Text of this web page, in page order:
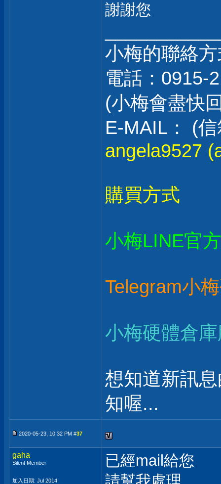
謝謝您
小梅的聯絡
電話：0915-
(小梅會盡快
E-MAIL： (
angela9527
購買方式
小梅LINE官
Telegram小
小梅硬體倉
想知道新訊
知喔...
2020-05-23, 10:32 PM #37
gaha
Silent Member
加入日期: Jul 2014
已經mail給您
請幫我處理